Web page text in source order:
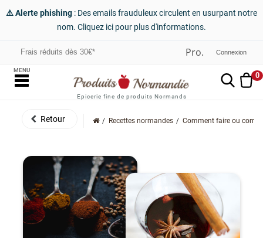
⚠️ Alerte phishing : Des emails frauduleux circulent en usurpant notre
nom. Cliquez ici pour plus d'informations.
Frais réduits dès 30€* Connexion
Epicerie fine de produits Normands
0
MENU
Recettes normandes Comment faire ou